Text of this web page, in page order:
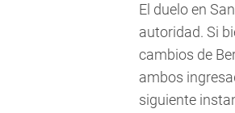
El duelo en
autoridad. Si
cambios de
ambos
siguiente